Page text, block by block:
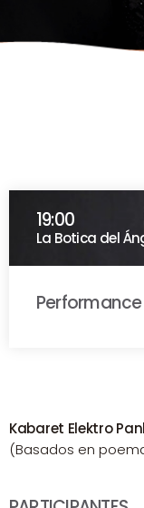
19:00
La Botica del
Kabaret Elektro
(Basados en